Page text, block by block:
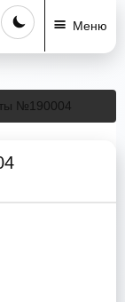
Меню
№190004